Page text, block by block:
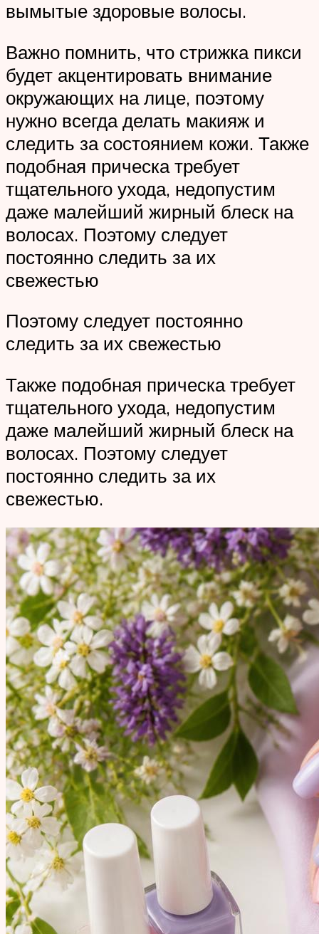
вымытые здоровые волосы.
Важно помнить, что стрижка пикси
будет акцентировать внимание
окружающих на лице, поэтому
нужно всегда делать макияж и
следить за состоянием кожи. Также
подобная прическа требует
тщательного ухода, недопустим
даже малейший жирный блеск на
волосах. Поэтому следует
постоянно следить за их
свежестью
Поэтому следует постоянно
следить за их свежестью
Также подобная прическа требует
тщательного ухода, недопустим
даже малейший жирный блеск на
волосах. Поэтому следует
постоянно следить за их
свежестью.